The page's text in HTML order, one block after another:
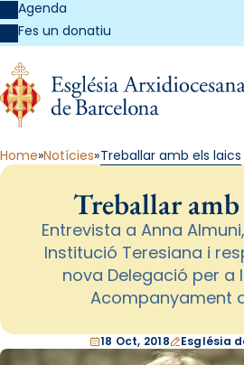
Agenda
Fes un donatiu
Home Notícies Treballar amb els laics
Treballar amb
Entrevista a Anna
Institució Teresiana i
nova Delegació per a
Acompanyament
18 Oct, 2018 Església